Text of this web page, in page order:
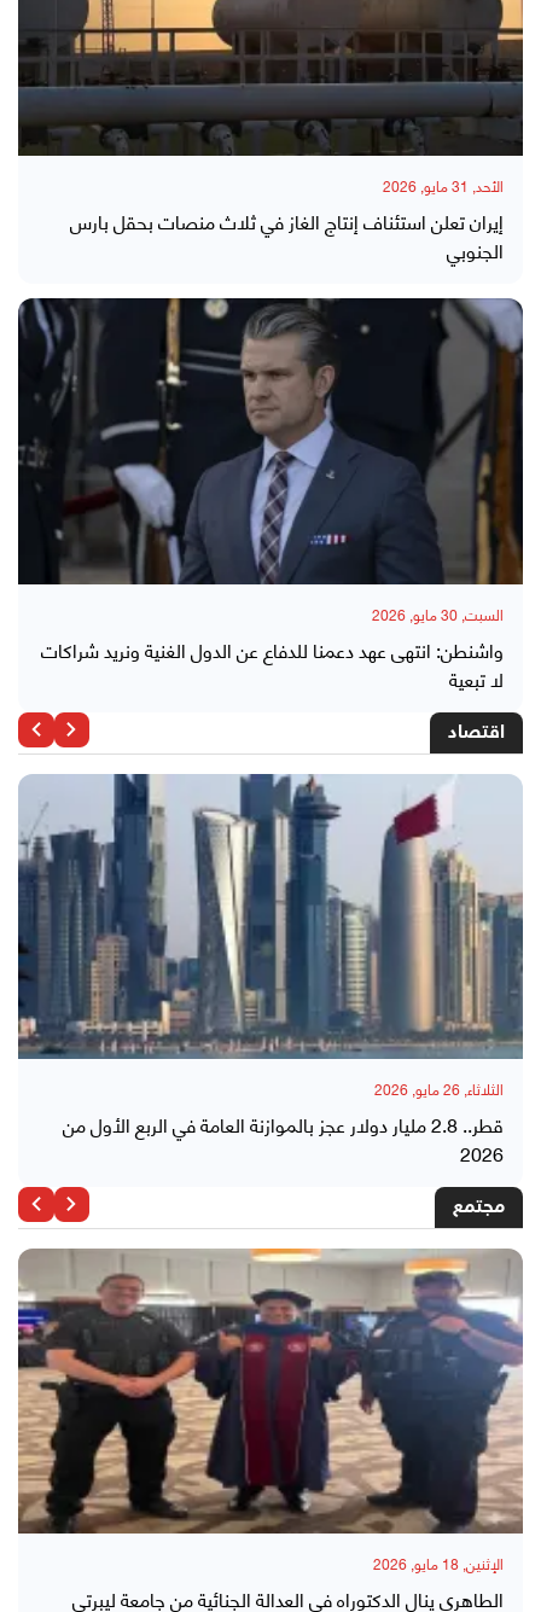
الأحد, 31 مايو, 2026
إيران تعلن استئناف إنتاج الغاز في ثلاث منصات بحقل بارس
الجنوبي
السبت, 30 مايو, 2026
واشنطن: انتهى عهد دعمنا للدفاع عن الدول الغنية ونريد شراكات
لا تبعية
اقتصاد
الثلاثاء, 26 مايو, 2026
قطر.. 2.8 مليار دولار عجز بالموازنة العامة في الربع الأول من
2026
مجتمع
الإثنين, 18 مايو, 2026
الطاهري ينال الدكتوراه في العدالة الجنائية من جامعة ليبرتي